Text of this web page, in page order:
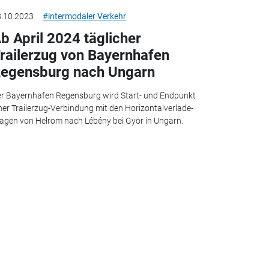
#intermodaler Verkehr
April 2024 täglicher
von Bayernhafen
nach Ungarn
Bayernhafen Regensburg wird Start- und Endpunkt
Trailerzug-Verbindung mit den Horizontalverlade-
von Helrom nach Lébény bei Györ in Ungarn.